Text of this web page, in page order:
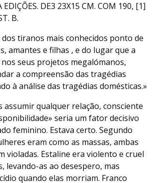
DE3 23X15 CM. COM 190, [1]
B.
dos tiranos mais conhecidos ponto de
amantes e filhas , e do lugar que a
seus projetos megalómanos,
a compreensão das tragédias
à análise das tragédias domésticas.»
assumir qualquer relação, consciente
seria um fator decisivo
feminino. Estava certo. Segundo
eram como as massas, ambas
violadas. Estaline era violento e cruel
levando-as ao desespero, mas
quando elas morriam. Franco